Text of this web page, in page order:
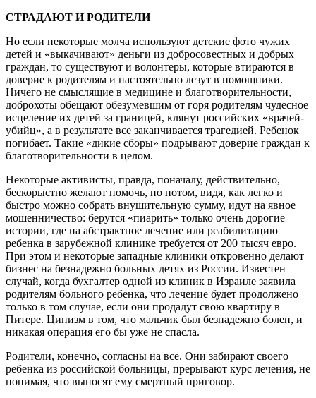
СТРАДАЮТ И РОДИТЕЛИ
Но если некоторые молча используют детские фото чужих
детей и «выкачивают» деньги из добросовестных и добрых
граждан, то существуют и волонтеры, которые втираются в
доверие к родителям и настоятельно лезут в помощники.
Ничего не смыслящие в медицине и благотворительности,
доброхоты обещают обезумевшим от горя родителям чудесное
исцеление их детей за границей, клянут российских «врачей-
убийц», а в результате все заканчивается трагедией. Ребенок
погибает. Такие «дикие сборы» подрывают доверие граждан к
благотворительности в целом.
Некоторые активисты, правда, поначалу, действительно,
бескорыстно желают помочь, но потом, видя, как легко и
быстро можно собрать внушительную сумму, идут на явное
мошенничество: берутся «пиарить» только очень дорогие
истории, где на абстрактное лечение или реабилитацию
ребенка в зарубежной клинике требуется от 200 тысяч евро.
При этом и некоторые западные клиники откровенно делают
бизнес на безнадежно больных детях из России. Известен
случай, когда бухгалтер одной из клиник в Израиле заявила
родителям больного ребенка, что лечение будет продолжено
только в том случае, если они продадут свою квартиру в
Питере. Цинизм в том, что мальчик был безнадежно болен, и
никакая операция его бы уже не спасла.
Родители, конечно, согласны на все. Они забирают своего
ребенка из российской больницы, прерывают курс лечения, не
понимая, что выносят ему смертный приговор.